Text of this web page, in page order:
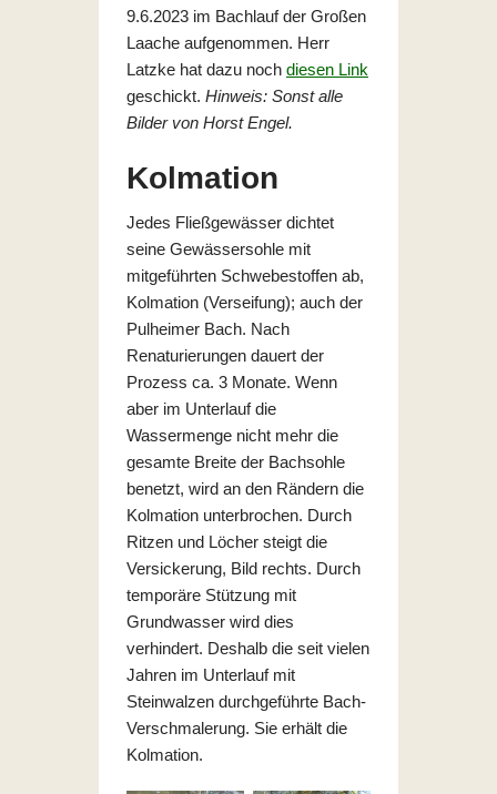
9.6.2023 im Bachlauf der Großen
Laache aufgenommen. Herr
Latzke hat dazu noch diesen Link
geschickt. Hinweis: Sonst alle
Bilder von Horst Engel.
Kolmation
Jedes Fließgewässer dichtet
seine Gewässersohle mit
mitgeführten Schwebestoffen ab,
Kolmation (Verseifung); auch der
Pulheimer Bach. Nach
Renaturierungen dauert der
Prozess ca. 3 Monate. Wenn
aber im Unterlauf die
Wassermenge nicht mehr die
gesamte Breite der Bachsohle
benetzt, wird an den Rändern die
Kolmation unterbrochen. Durch
Ritzen und Löcher steigt die
Versickerung, Bild rechts. Durch
temporäre Stützung mit
Grundwasser wird dies
verhindert. Deshalb die seit vielen
Jahren im Unterlauf mit
Steinwalzen durchgeführte Bach-
Verschmalerung. Sie erhält die
Kolmation.